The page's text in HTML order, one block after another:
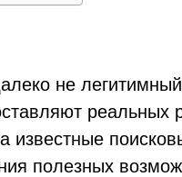
не
реальных
известные
полезных